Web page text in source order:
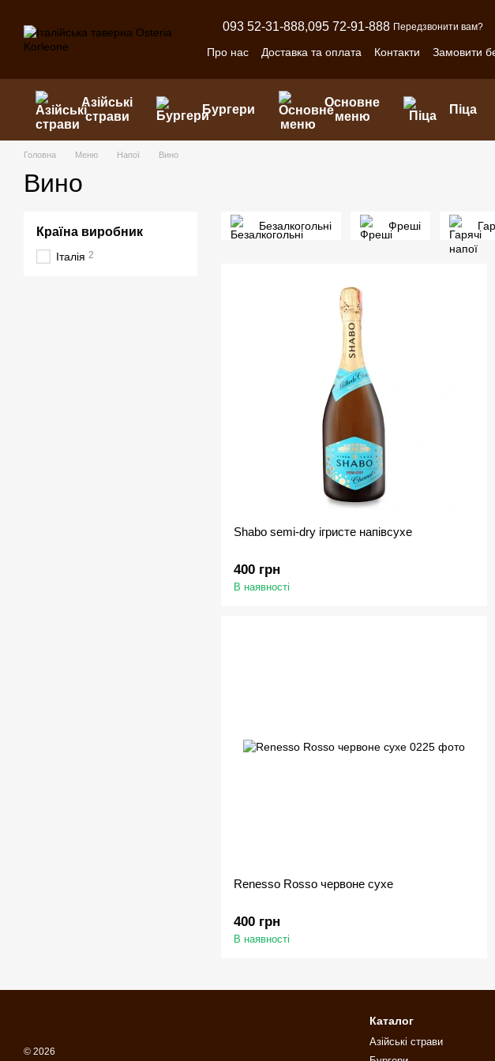
093 52-31-888,095 72-91-888 Передзвонити вам?
Про нас Доставка та оплата Контакти Замовити
Азійські
страви
Бургери
Основне
меню
Піца
Головна Меню Напої Вино
Вино
Безалкогольні Фреші
Shabo semi-dry ігристе напівсухе
400 грн
В наявності
Renesso Rosso червоне сухе
400 грн
В наявності
Країна виробник
Італія 2
© 2026
Каталог
Азійські страви